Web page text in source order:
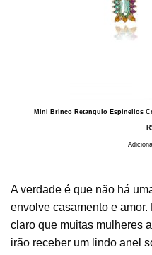
Mini Brinco Retangulo Espinelios
A verdade é que não há
envolve casamento e
claro que muitas mulheres
irão receber um lindo anel